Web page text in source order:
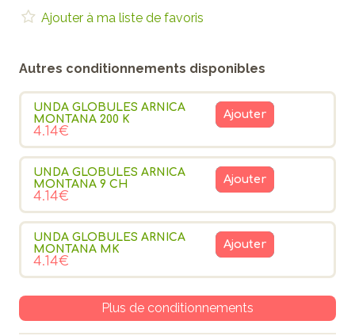
Ajouter à ma liste de favoris
Autres conditionnements disponibles
UNDA GLOBULES ARNICA
MONTANA 200 K
4.14€
Ajouter
UNDA GLOBULES ARNICA
MONTANA 9 CH
4.14€
Ajouter
UNDA GLOBULES ARNICA
MONTANA MK
4.14€
Ajouter
Plus de conditionnements